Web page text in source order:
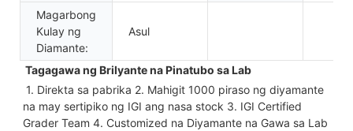
Magarbong
Kulay ng
Diamante:
Asul
Tagagawa ng Brilyante na Pinatubo sa Lab
na may sertipiko ng IGI ang nasa stock 3. IGI Certified
Grader Team 4. Customized na Diyamante na Gawa sa Lab